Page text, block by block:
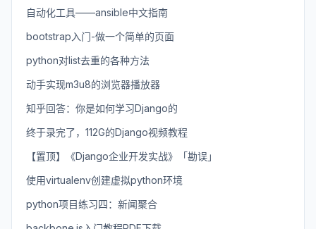
自动化工具——ansible中文指南
bootstrap入门-做一个简单的页面
python对list去重的各种方法
动手实现m3u8的浏览器播放器
知乎回答：你是如何学习Django的
终于录完了，112G的Django视频教程
【置顶】《Django企业开发实战》「勘误」
使用virtualenv创建虚拟python环境
python项目练习四：新闻聚合